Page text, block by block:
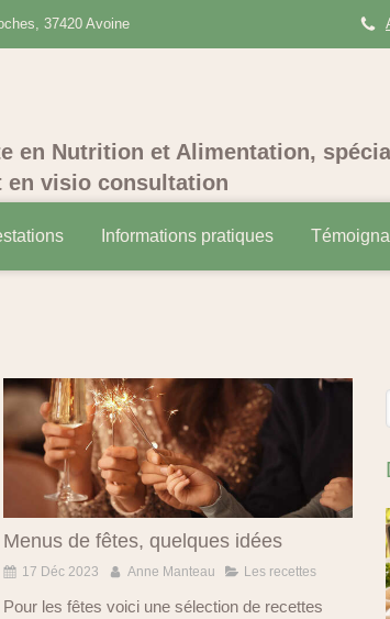
37420 Avoine
en Nutrition et Alimentation,
en visio consultation
Informations pratiques
Menus de fêtes, quelques idées
17 Déc 2023 Anne Manteau Les recettes
Pour les fêtes voici une sélection de recettes